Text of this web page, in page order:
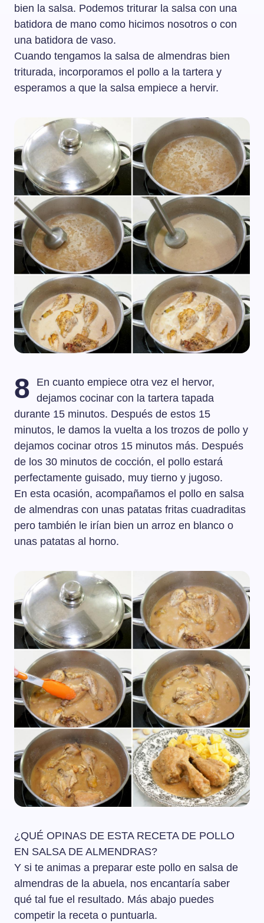
bien la salsa. Podemos triturar la salsa con una
batidora de mano como hicimos nosotros o con
una batidora de vaso.
Cuando tengamos la salsa de almendras bien
triturada, incorporamos el pollo a la tartera y
esperamos a que la salsa empiece a hervir.
8
En cuanto empiece otra vez el hervor,
dejamos cocinar con la tartera tapada
durante 15 minutos. Después de estos 15
minutos, le damos la vuelta a los trozos de pollo y
dejamos cocinar otros 15 minutos más. Después
de los 30 minutos de cocción, el pollo estará
perfectamente guisado, muy tierno y jugoso.
En esta ocasión, acompañamos el pollo en salsa
de almendras con unas patatas fritas cuadraditas
pero también le irían bien un arroz en blanco o
unas patatas al horno.
¿QUÉ OPINAS DE ESTA RECETA DE POLLO
EN SALSA DE ALMENDRAS?
Y si te animas a preparar este pollo en salsa de
almendras de la abuela, nos encantaría saber
qué tal fue el resultado. Más abajo puedes
competir la receta o puntuarla.